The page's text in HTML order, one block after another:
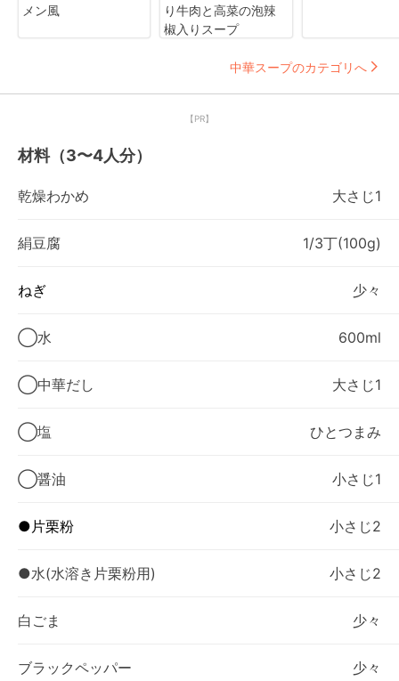
メン風
り牛肉と高菜の泡辣
椒入りスープ
中華スープのカテゴリへ
【PR】
材料（3〜4人分）
乾燥わかめ 大さじ1
絹豆腐 1/3丁(100g)
ねぎ 少々
◯水 600ml
◯中華だし 大さじ1
◯塩 ひとつまみ
◯醤油 小さじ1
●片栗粉 小さじ2
●水(水溶き片栗粉用) 小さじ2
白ごま 少々
ブラックペッパー 少々